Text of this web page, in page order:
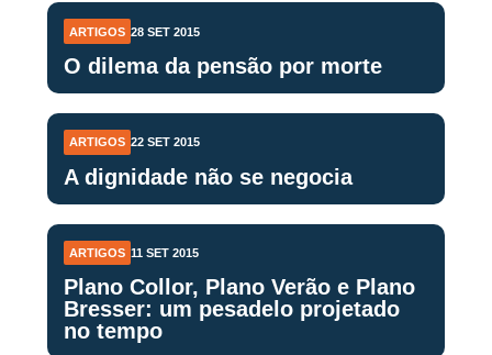
ARTIGOS 28 SET 2015
O dilema da pensão por morte
ARTIGOS 22 SET 2015
A dignidade não se negocia
ARTIGOS 11 SET 2015
Plano Collor, Plano Verão e Plano
Bresser: um pesadelo projetado
no tempo